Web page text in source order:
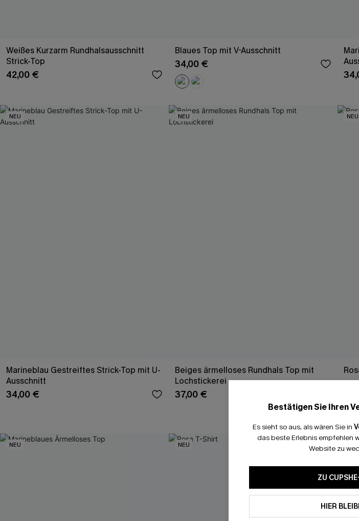
Weißes Kurzarm Rundhalsausschnitt
Strick-Top
42,00 €
Blaues Top mit V-Ausschnitt
34,00 €
NEU
Marineblau Gestreiftes Strick-Top mit U-
Ausschnitt
34,00 €
NEU
Beiges ärmelloses Rundhals Top mit
Lochstickerei
37,00 €
NEU
NEU NEU
Bestätigen Sie Ihren
Es sieht so aus, als wären Sie in
das beste Erlebnis empfehlen
Website zu
ZU
HIER